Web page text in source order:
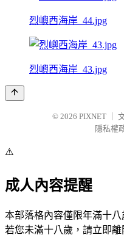
烈嶼西海岸_44.jpg
烈嶼西海岸_43.jpg
© 2026 PIXNET
隱私權
⚠️
成人內容提醒
本部落格內容僅限年滿十八
若您未滿十八歲，請立即離